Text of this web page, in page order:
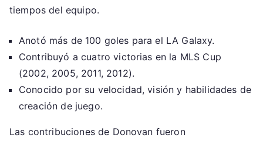
tiempos del equipo.
Anotó más de 100 goles para el LA Galaxy.
Contribuyó a cuatro victorias en la MLS Cup
(2002, 2005, 2011, 2012).
Conocido por su velocidad, visión y habilidades de
creación de juego.
Las contribuciones de Donovan fueron